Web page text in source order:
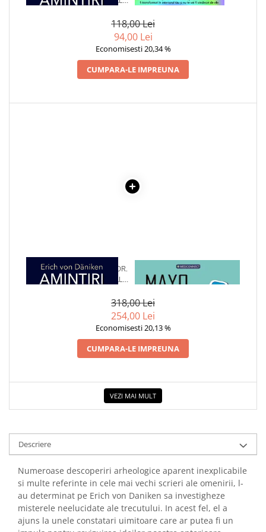
118,00 Lei
94,00 Lei
Economisesti 20,34 %
CUMPARA-LE IMPREUNA
1 x AMINTIRI DESPRE VIITOR.
MISTERE NEREZOLVATE ALE
1 x MAYO CLINIC. CARTEA
ESENTIALA DESPRE DIABETUL
318,00 Lei
254,00 Lei
Economisesti 20,13 %
CUMPARA-LE IMPREUNA
VEZI MAI MULT
Descriere
Numeroase descoperiri arheologice aparent inexplicabile
si multe referinte in cele mai vechi scrieri ale omenirii, l-
au determinat pe Erich von Daniken sa investigheze
misterele neelucidate ale trecutului. In acest fel, el a
ajuns la unele constatari uimitoare care ar putea fi un